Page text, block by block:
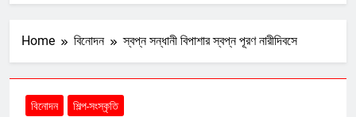
Home বিনোদন স্বপ্ন সন্ধানী বিপাশার স্বপ্ন পূরণ নারীদিবসে
বিনোদন শিল্প-সংস্কৃতি